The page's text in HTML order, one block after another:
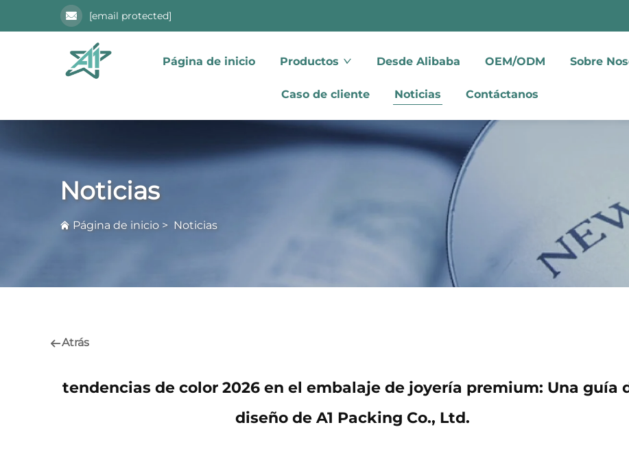
[email protected]
Página de inicio Productos Desde Alibaba OEM/ODM Sobre
Caso de cliente Noticias Contáctanos
Noticias
Página de inicio > Noticias
Atrás
tendencias de color 2026 en el embalaje de joyería premium: Una guía
diseño de A1 Packing Co., Ltd.